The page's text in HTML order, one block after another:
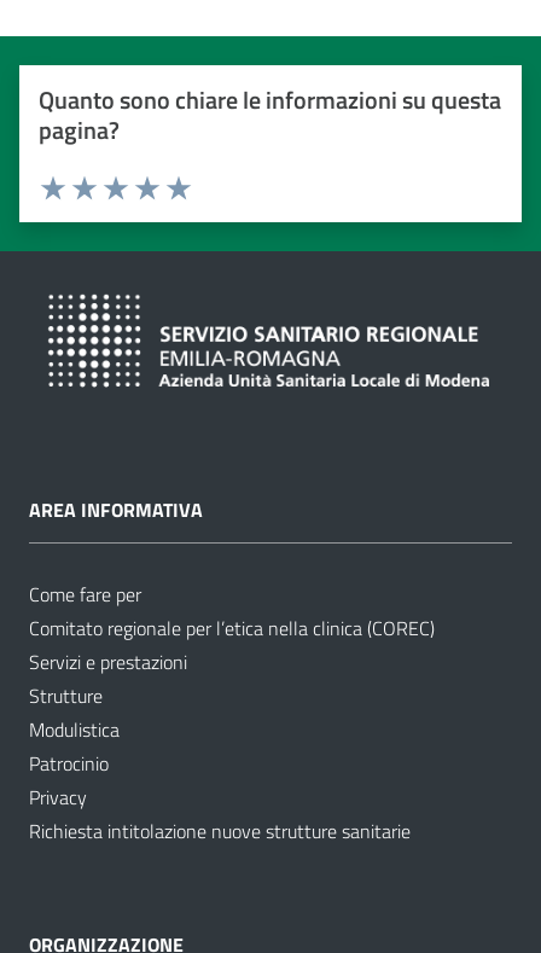
Quanto sono chiare le informazioni su questa
pagina?
Valuta da 1 a 5 stelle
Valuta 5 stelle su 5
Valuta 4 stelle su 5
Valuta 3 stelle su 5
Valuta 2 stelle su 5
Valuta 1 stelle su 5
AREA INFORMATIVA
Come fare per
Comitato regionale per l’etica nella clinica (COREC)
Servizi e prestazioni
Strutture
Modulistica
Patrocinio
Privacy
Richiesta intitolazione nuove strutture sanitarie
ORGANIZZAZIONE